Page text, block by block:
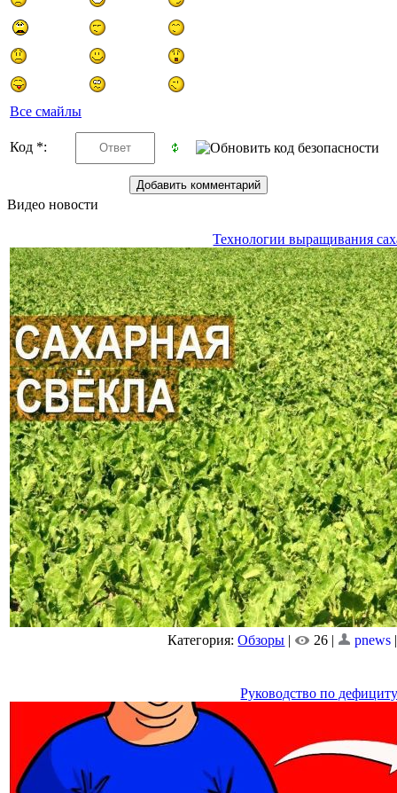
Все смайлы
Код *:
Видео новости
Технологии выращивания
Категория:Обзоры | 26 | pnews
Руководство по